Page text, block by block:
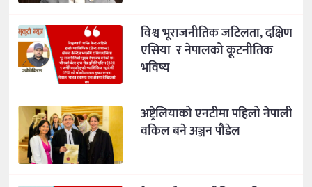
विश्व भूराजनीतिक जटिलता, दक्षिण
एसिया र नेपालको कूटनीतिक
भविष्य
अष्ट्रेलियाको एनटीमा पहिलो नेपाली
वकिल बने अञ्जन पौडेल